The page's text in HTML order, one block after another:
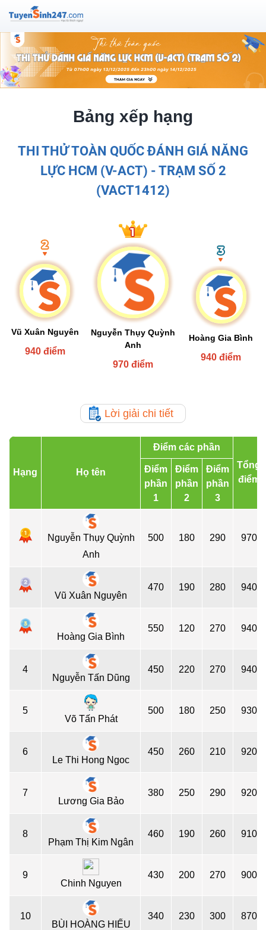
Bảng xếp hạng
THI THỬ TOÀN QUỐC ĐÁNH GIÁ NĂNG
LỰC HCM (V-ACT) - TRẠM SỐ 2
(VACT1412)
Vũ Xuân Nguyên
940 điểm
Nguyễn Thụy Quỳnh
Anh
970 điểm
Hoàng Gia Bình
940 điểm
Lời giải chi tiết
Hạng Họ tên
Điểm các phần
Tổng
điểm
Điểm
phần
1
Điểm
phần
2
Điểm
phần
3
Nguyễn Thụy Quỳnh
Anh
500 180 290 970
Vũ Xuân Nguyên
470 190 280 940
Hoàng Gia Bình
550 120 270 940
4
Nguyễn Tấn Dũng
450 220 270 940
5
Võ Tấn Phát
500 180 250 930
6
Le Thi Hong Ngoc
450 260 210 920
7
Lương Gia Bảo
380 250 290 920
8
Phạm Thị Kim Ngân
460 190 260 910
9
Chinh Nguyen
430 200 270 900
10
BÙI HOÀNG HIẾU
340 230 300 870